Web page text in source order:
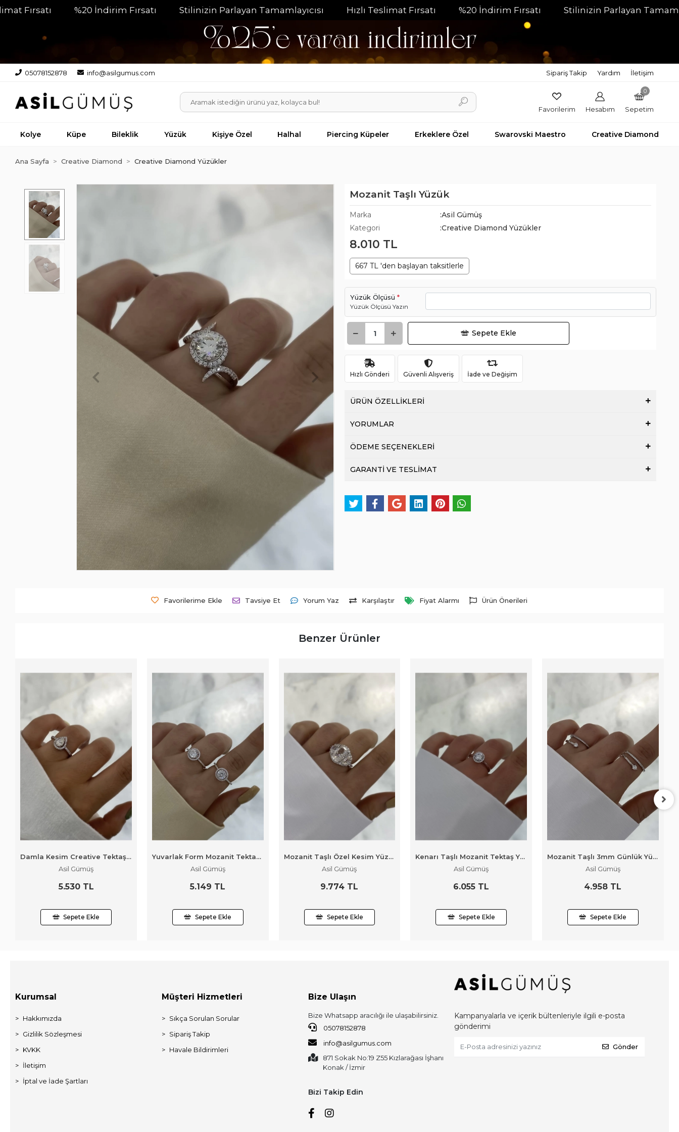
%20 İndirim Fırsatı Stilinizin Parlayan Tamamlayıcısı Hızlı Teslimat Fırsatı %20 İndirim Fırsatı Stilinizin Parlayan Tamamlayıcısı
05078152878 info@asilgumus.com Sipariş Takip Yardım İletişim
Favorilerim Hesabım
0
Sepetim
Kolye Küpe Bileklik Yüzük Kişiye Özel Halhal Piercing Küpeler Erkeklere Özel Swarovski Maestro Creative Diamond
Ana Sayfa Creative Diamond Creative Diamond Yüzükler
Mozanit Taşlı Yüzük
Marka
:Asil Gümüş
Kategori
:Creative Diamond Yüzükler
8.010 TL
667 TL 'den başlayan taksitlerle
Yüzük Ölçüsü *
Yüzük Ölçüsü Yazın
Sepete Ekle
Hızlı Gönderi Güvenli Alışveriş İade ve Değişim
ÜRÜN ÖZELLİKLERİ
YORUMLAR
ÖDEME SEÇENEKLERİ
GARANTİ VE TESLİMAT
Favorilerime Ekle Tavsiye Et Yorum Yaz Karşılaştır Fiyat Alarmı Ürün Önerileri
Benzer Ürünler
Damla Kesim Creative Tektaş Yüzük
Asil Gümüş
5.530 TL
Sepete Ekle
Yuvarlak Form Mozanit Tektaş Yüzük
Asil Gümüş
5.149 TL
Sepete Ekle
Mozanit Taşlı Özel Kesim Yüzük
Asil Gümüş
9.774 TL
Sepete Ekle
Kenarı Taşlı Mozanit Tektaş Yüzük
Asil Gümüş
6.055 TL
Sepete Ekle
Mozanit Taşlı 3mm Günlük Yüzük
Asil Gümüş
4.958 TL
Sepete Ekle
Kurumsal
Hakkımızda
Gizlilik Sözleşmesi
KVKK
İletişim
İptal ve İade Şartları
Müşteri Hizmetleri
Sıkça Sorulan Sorular
Sipariş Takip
Havale Bildirimleri
Bize Ulaşın
Bize Whatsapp aracılığı ile ulaşabilirsiniz.
05078152878
info@asilgumus.com
871 Sokak No:19 Z55 Kızlarağası İşhanı
Konak / İzmir
Bizi Takip Edin
Kampanyalarla ve içerik bültenleriyle ilgili e-posta
gönderimi
Gönder